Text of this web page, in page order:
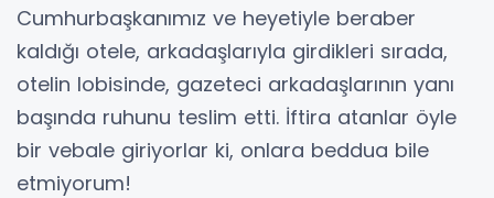
Cumhurbaşkanımız ve heyetiyle beraber
kaldığı otele, arkadaşlarıyla girdikleri sırada,
otelin lobisinde, gazeteci arkadaşlarının yanı
başında ruhunu teslim etti. İftira atanlar öyle
bir vebale giriyorlar ki, onlara beddua bile
etmiyorum!